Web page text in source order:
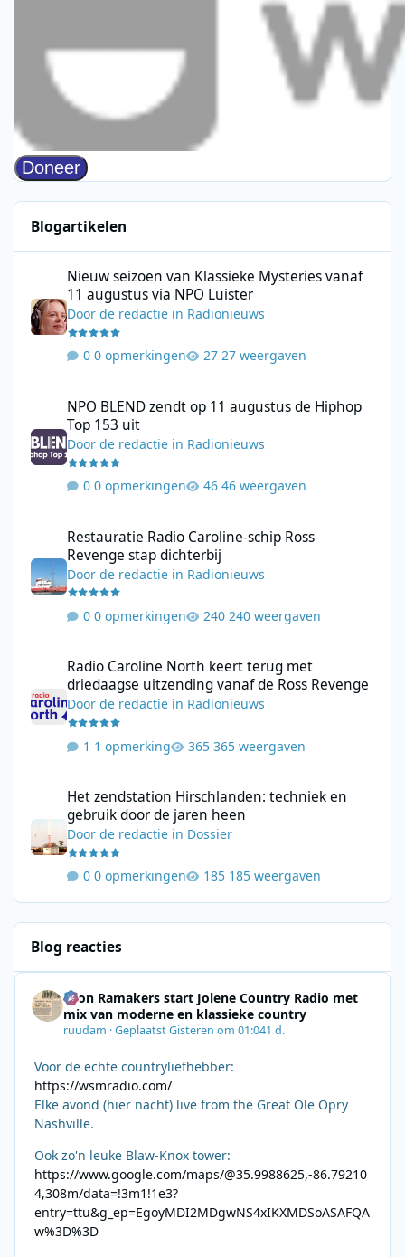
Blogartikelen
Nieuw seizoen van Klassieke Mysteries vanaf
11 augustus via NPO Luister
Doorde redactie in Radionieuws
0 opmerkingen 27 weergaven
NPO BLEND zendt op 11 augustus de Hiphop
Top 153 uit
Doorde redactie in Radionieuws
0 opmerkingen 46 weergaven
Restauratie Radio Caroline-schip Ross
Revenge stap dichterbij
Doorde redactie in Radionieuws
0 opmerkingen 240 weergaven
Radio Caroline North keert terug met
driedaagse uitzending vanaf de Ross Revenge
Doorde redactie in Radionieuws
1 opmerking 365 weergaven
Het zendstation Hirschlanden: techniek en
gebruik door de jaren heen
Doorde redactie in Dossier
0 opmerkingen 185 weergaven
Blog reacties
Leon Ramakers start Jolene Country Radio met
mix van moderne en klassieke country
ruudam ·GeplaatstGisteren om 01:041 d.
Voor de echte countryliefhebber:
https://wsmradio.com/
Elke avond (hier nacht) live from the Great Ole Opry
Nashville.
Ook zo'n leuke Blaw-Knox tower:
https://www.google.com/maps/@35.9988625,-86.79210
4,308m/data=!3m1!1e3?
entry=ttu&g_ep=EgoyMDI2MDgwNS4xIKXMDSoASAFQA
w%3D%3D